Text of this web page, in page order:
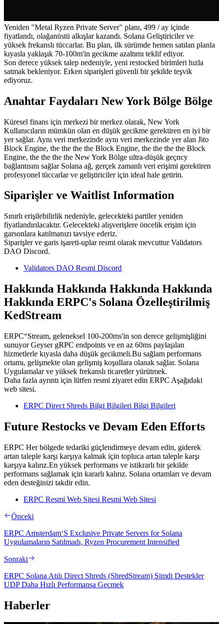
Yeniden "Metal Ryzen Private Server" planı, 499 / ay içinde
fiyatlandı, olağanüstü alkışlar kazandı. Solana Geliştiriciler ve
yüksek frekanslı tüccarlar. Bu plan, ilk sürümde hemen satılan planla
kıyasla yaklaşık 70-100m'in gecikme azaltımı teklif ediyor.
Son derece yüksek talep nedeniyle, yeni restocked birimleri hızla
satmak bekleniyor. Erken siparişleri güvenli bir şekilde teşvik
ediyoruz.
Anahtar Faydaları New York Bölge Bölge
Küresel finans için merkezi bir merkez olarak, New York
Kullanıcıların mümkün olan en düşük gecikme gerektiren en iyi bir
yer sağlar. Aynı veri merkezinde aynı veri merkezinde yer alan Jito
Block Engine, the the the the Block Engine, the the the the Block
Engine, the the the the New York Bölge ultra-düşük geçncy
bağlantısını sağlar Solana ağ, gerçek zamanlı veri erişimi gerektiren
profesyonel tüccarlar ve geliştiriciler için ideal hale getirin.
Siparişler ve Waitlist Information
Sınırlı erişilebilirlik nedeniyle, gelecekteki partiler yeniden
fiyatlandırılacaktır. Gelecekteki alışverişlere öncelik erişim için
garsonlara katılmanızı tavsiye ederiz.
Siparişler ve garis işareti-uplar resmi olarak mevcuttur Validators
DAO Discord.
Validators DAO Resmi Discord
Hakkında Hakkında Hakkında Hakkında
Hakkında ERPC's Solana Özelleştirilmiş
KedStream
ERPC“Stream, geleneksel 100-200ms'in son derece gelişmişliğini
sunuyor Geyser gRPC endpoints ve en az 60ms paylaşılan
hizmetlerle kıyasla daha düşük gecikmeli.Bu sağlam performans
ortamı, gelişmekte olan gelişmiş koşullara olanak sağlar. Solana
Uygulamalar ve yüksek frekanslı ticaretler yürütmek.
Daha fazla ayrıntı için lütfen resmi ziyaret edin ERPC Aşağıdaki
web sitesi.
ERPC Direct Shreds Bilgi Bilgileri Bilgi Bilgileri
Future Restocks ve Devam Eden Efforts
ERPC Her bölgede tedariki güçlendirmeye devam edin, giderek
artan taleple karşı karşıya kalmak için topluca artan taleple karşı
karşıya kalırız.En yüksek performans ve istikrarlı bir şekilde
performans sağlamak için kararlı kalırız. Solana ortamları ve devam
eden desteğinizi takdir edin.
ERPC Resmi Web Sitesi Resmi Web Sitesi
Önceki
ERPC Amsterdam‘S Exclusive Private Servers for Solana
Uygulamaların Satılmadı, Ryzen Procurement Intensified
Sonraki
ERPC Solana Atılı Direct Shreds (ShredStream) Şimdi Destekler
UDP Daha Hızlı Performansa Geçmek
Haberler